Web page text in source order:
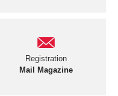
Registration
Mail Magazine